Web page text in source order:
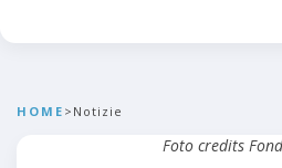
HOME > Notizie
Foto credits